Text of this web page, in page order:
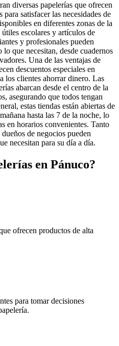
diversas papelerías que ofrecen
satisfacer las necesidades de
en diferentes zonas de la
escolares y artículos de
y profesionales pueden
lo que necesitan, desde cuadernos
Una de las ventajas de
descuentos especiales en
los clientes ahorrar dinero. Las
abarcan desde el centro de la
asegurando que todos tengan
estas tiendas están abiertas de
hasta las 7 de la noche, lo
en horarios convenientes. Tanto
de negocios pueden
necesitan para su día a día.
en Pánuco?
ofrecen productos de alta
para tomar decisiones